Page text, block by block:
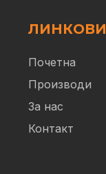
ЛИНКОВИ
Почетна
Производи
За нас
Контакт